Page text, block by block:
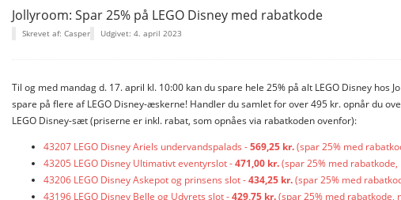
Jollyroom: Spar 25% på LEGO Disney med rabatkode
Skrevet af: Casper Udgivet: 4. april 2023
Til og med mandag d. 17. april kl. 10:00 kan du spare hele 25% på alt LEGO Disney
spare på flere af LEGO Disney-æskerne! Handler du samlet for over 495 kr. opnår du
LEGO Disney-sæt (priserne er inkl. rabat, som opnåes via rabatkoden ovenfor):
43207 LEGO Disney Ariels undervandspalads -569,25 kr.(spar 25% med
43205 LEGO Disney Ultimativt eventyrslot -471,00 kr.(spar 25% med
43206 LEGO Disney Askepot og prinsens slot -434,25 kr.(spar 25% med
43196 LEGO Disney Belle og Udyrets slot -429,75 kr.(spar 25% med rabatkode,